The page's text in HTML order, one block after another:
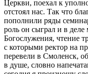
Церкви, поехал к
отстоял нас. Так что
пополнили ряды
роль он сыграл и в деле
Богослужения, чтение
с которыми ректор на
перевели в Смоленск,
в душе, словно